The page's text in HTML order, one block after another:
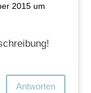
2015 um
Antworten